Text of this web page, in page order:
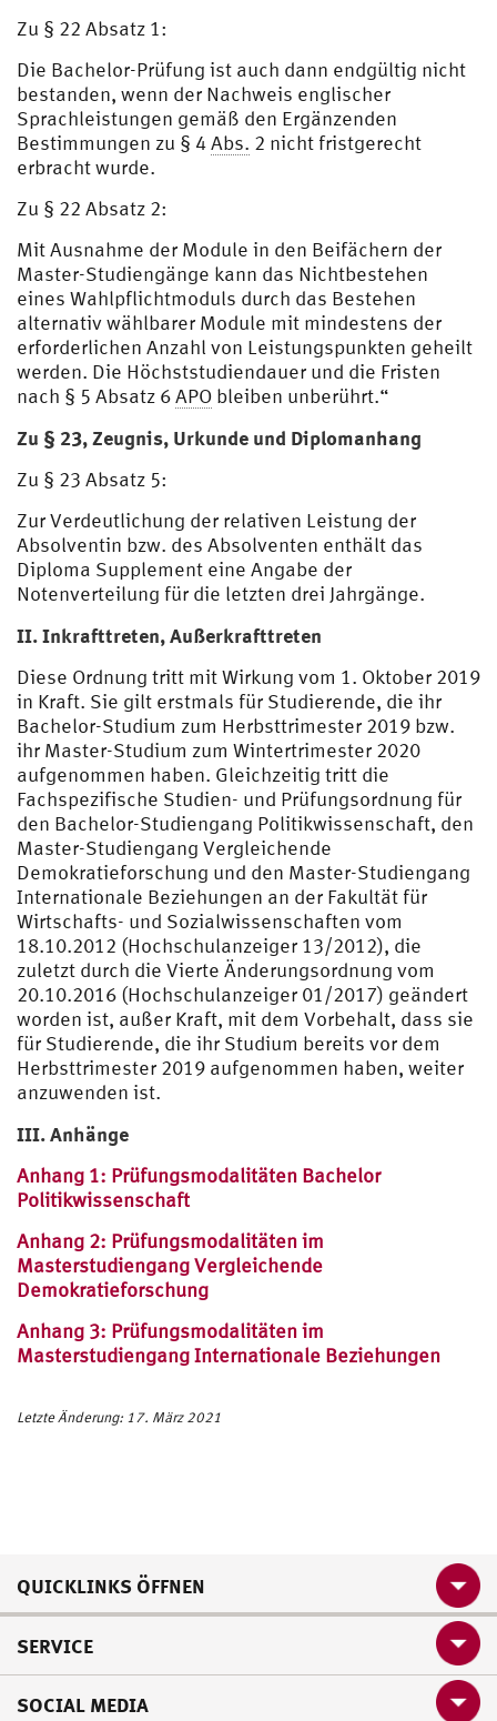
Zu § 22 Absatz 1:
Die Bachelor-Prüfung ist auch dann endgültig nicht
bestanden, wenn der Nachweis englischer
Sprachleistungen gemäß den Ergänzenden
Bestimmungen zu § 4Abs. 2 nicht fristgerecht
erbracht wurde.
Zu § 22 Absatz 2:
Mit Ausnahme der Module in den Beifächern der
Master-Studiengänge kann das Nichtbestehen
eines Wahlpflichtmoduls durch das Bestehen
alternativ wählbarer Module mit mindestens der
erforderlichen Anzahl von Leistungspunkten geheilt
werden. Die Höchststudiendauer und die Fristen
nach § 5 Absatz 6APO bleiben unberührt.“
Zu § 23, Zeugnis, Urkunde und Diplomanhang
Zu § 23 Absatz 5:
Zur Verdeutlichung der relativen Leistung der
Absolventin bzw. des Absolventen enthält das
Diploma Supplement eine Angabe der
Notenverteilung für die letzten drei Jahrgänge.
II. Inkrafttreten, Außerkrafttreten
Diese Ordnung tritt mit Wirkung vom 1. Oktober 2019
in Kraft. Sie gilt erstmals für Studierende, die ihr
Bachelor-Studium zum Herbsttrimester 2019 bzw.
ihr Master-Studium zum Wintertrimester 2020
aufgenommen haben. Gleichzeitig tritt die
Fachspezifische Studien- und Prüfungsordnung für
den Bachelor-Studiengang Politikwissenschaft, den
Master-Studiengang Vergleichende
Demokratieforschung und den Master-Studiengang
Internationale Beziehungen an der Fakultät für
Wirtschafts- und Sozialwissenschaften vom
18.10.2012 (Hochschulanzeiger 13/2012), die
zuletzt durch die Vierte Änderungsordnung vom
20.10.2016 (Hochschulanzeiger 01/2017) geändert
worden ist, außer Kraft, mit dem Vorbehalt, dass sie
für Studierende, die ihr Studium bereits vor dem
Herbsttrimester 2019 aufgenommen haben, weiter
anzuwenden ist.
III. Anhänge
Anhang 1: Prüfungsmodalitäten Bachelor
Politikwissenschaft
Anhang 2: Prüfungsmodalitäten im
Masterstudiengang Vergleichende
Demokratieforschung
Anhang 3: Prüfungsmodalitäten im
Masterstudiengang Internationale Beziehungen
Letzte Änderung: 17. März 2021
QUICKLINKS ÖFFNEN
SERVICE
SOCIAL MEDIA